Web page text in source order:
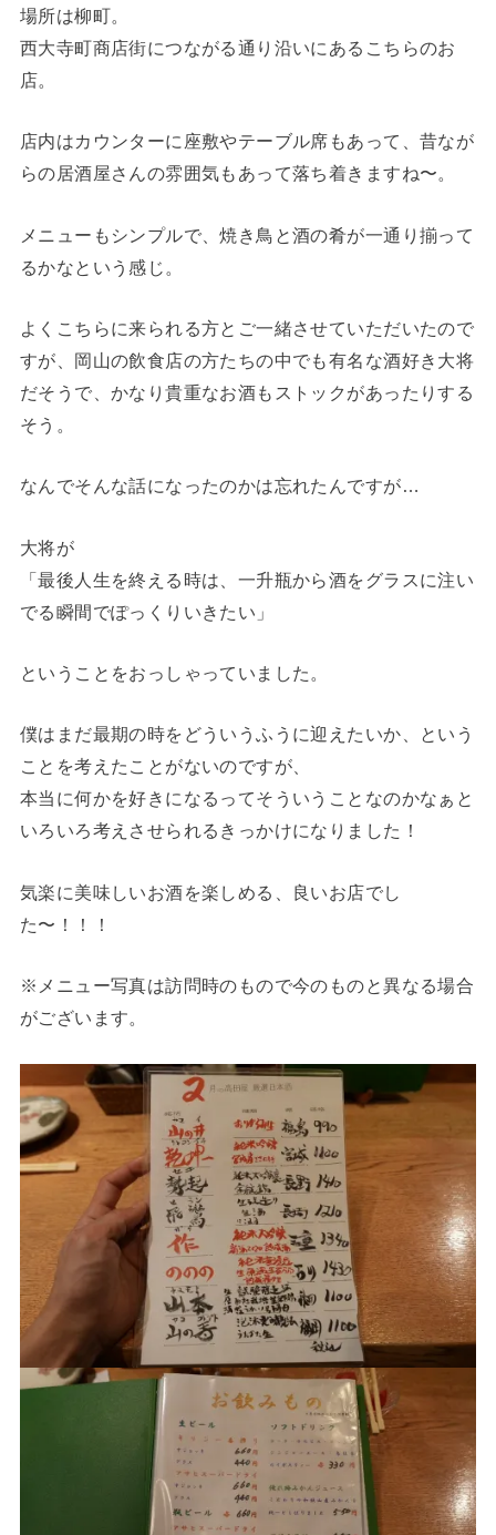
場所は柳町。
西大寺町商店街につながる通り沿いにあるこちらのお
店。
店内はカウンターに座敷やテーブル席もあって、昔なが
らの居酒屋さんの雰囲気もあって落ち着きますね〜。
メニューもシンプルで、焼き鳥と酒の肴が一通り揃って
るかなという感じ。
よくこちらに来られる方とご一緒させていただいたので
すが、岡山の飲食店の方たちの中でも有名な酒好き大将
だそうで、かなり貴重なお酒もストックがあったりする
そう。
なんでそんな話になったのかは忘れたんですが…
大将が
「最後人生を終える時は、一升瓶から酒をグラスに注い
でる瞬間でぽっくりいきたい」
ということをおっしゃっていました。
僕はまだ最期の時をどういうふうに迎えたいか、という
ことを考えたことがないのですが、
本当に何かを好きになるってそういうことなのかなぁと
いろいろ考えさせられるきっかけになりました！
気楽に美味しいお酒を楽しめる、良いお店でし
た〜！！！
※メニュー写真は訪問時のもので今のものと異なる場合
がございます。